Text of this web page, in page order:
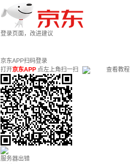
登录页面，改进建议
京东APP扫码登录
打开京东APP 点左上角扫一扫 查看教程
服务器出错